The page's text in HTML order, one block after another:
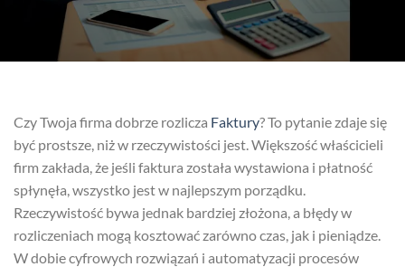
Czy Twoja firma dobrze rozlicza Faktury? To pytanie zdaje się
być prostsze, niż w rzeczywistości jest. Większość właścicieli
firm zakłada, że jeśli faktura została wystawiona i płatność
spłynęła, wszystko jest w najlepszym porządku.
Rzeczywistość bywa jednak bardziej złożona, a błędy w
rozliczeniach mogą kosztować zarówno czas, jak i pieniądze.
W dobie cyfrowych rozwiązań i automatyzacji procesów